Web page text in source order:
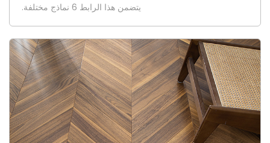
يتضمن هذا الرابط 6 نماذج مختلفة.